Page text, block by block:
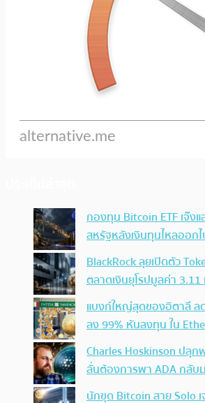
กองทุน Bitcoin ETF เจ๊ง
สหรัฐหลังเงินทุนไหลออก
BlackRock ลุยเปิดตัว
ตลาดเงินยุโรปมูลค่า
แบงก์ใหญ่สุดของอิตาลี ล
ลง 99% หันลงทุน ใน
Charles Hoskinson ปลุ
ลั่นต้องการพา ADA กลับ
นักขุด Bitcoin สาย Solo